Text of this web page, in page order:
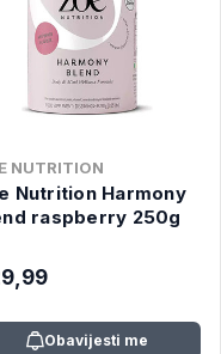
NUTRITION
Nutrition Harmony
raspberry 250g
Obavijesti me